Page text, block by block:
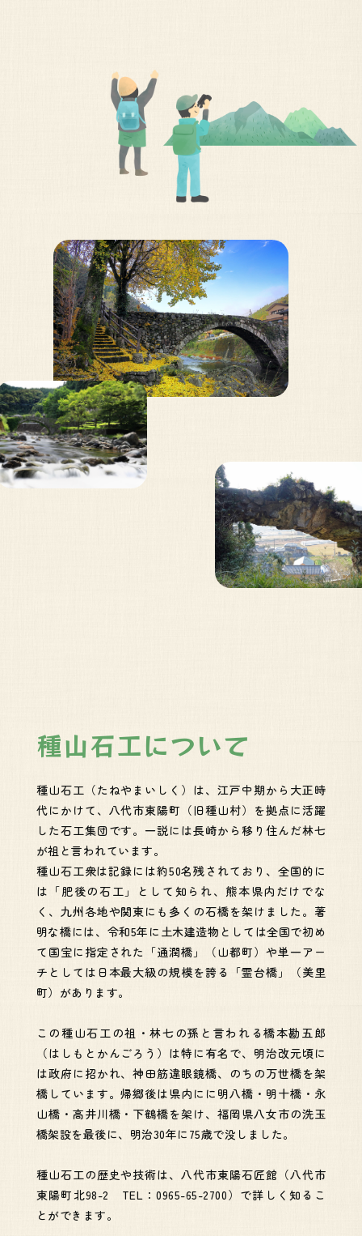
種山石工について
種山石工（たねやまいしく）は、江戸中期から大正時
代にかけて、八代市東陽町（旧種山村）を拠点に活躍
した石工集団です。一説には長崎から移り住んだ林七
が祖と言われています。
種山石工衆は記録には約50名残されており、全国的に
は「肥後の石工」として知られ、熊本県内だけでな
く、九州各地や関東にも多くの石橋を架けました。著
明な橋には、令和5年に土木建造物としては全国で初め
て国宝に指定された「通潤橋」（山都町）や単一アー
チとしては日本最大級の規模を誇る「霊台橋」（美里
町）があります。
この種山石工の祖・林七の孫と言われる橋本勘五郎
（はしもとかんごろう）は特に有名で、明治改元頃に
は政府に招かれ、神田筋違眼鏡橋、のちの万世橋を架
橋しています。帰郷後は県内にに明八橋・明十橋・永
山橋・高井川橋・下鶴橋を架け、福岡県八女市の洗玉
橋架設を最後に、明治30年に75歳で没しました。
種山石工の歴史や技術は、八代市東陽石匠館（八代市
東陽町北98-2 TEL：0965-65-2700）で詳しく知るこ
とができます。